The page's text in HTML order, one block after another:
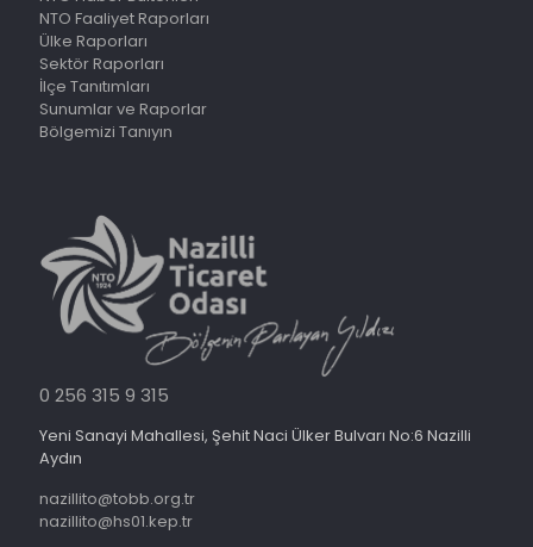
NTO Faaliyet Raporları
Ülke Raporları
Sektör Raporları
İlçe Tanıtımları
Sunumlar ve Raporlar
Bölgemizi Tanıyın
0 256 315 9 315
Yeni Sanayi Mahallesi, Şehit Naci Ülker Bulvarı No:6 Nazilli
Aydın
nazillito@tobb.org.tr
nazillito@hs01.kep.tr